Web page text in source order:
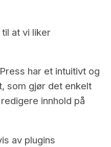
at vi liker
har et intuitivt og
som gjør det enkelt
innhold på
av plugins